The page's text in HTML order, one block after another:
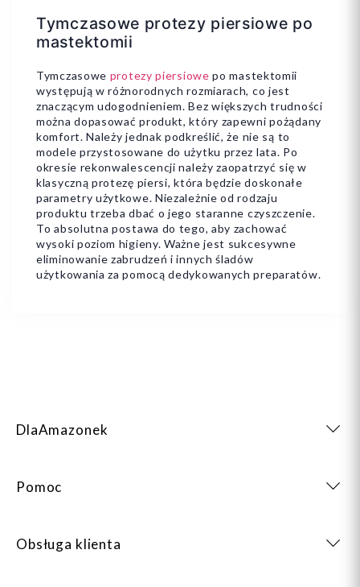
Tymczasowe protezy piersiowe po
mastektomii
Tymczasowe protezy piersiowe po mastektomii
występują w różnorodnych rozmiarach, co jest
znaczącym udogodnieniem. Bez większych trudności
można dopasować produkt, który zapewni pożądany
komfort. Należy jednak podkreślić, że nie są to
modele przystosowane do użytku przez lata. Po
okresie rekonwalescencji należy zaopatrzyć się w
klasyczną protezę piersi, która będzie doskonałe
parametry użytkowe. Niezależnie od rodzaju
produktu trzeba dbać o jego staranne czyszczenie.
To absolutna postawa do tego, aby zachować
wysoki poziom higieny. Ważne jest sukcesywne
eliminowanie zabrudzeń i innych śladów
użytkowania za pomocą dedykowanych preparatów.
DlaAmazonek
Pomoc
Obsługa klienta